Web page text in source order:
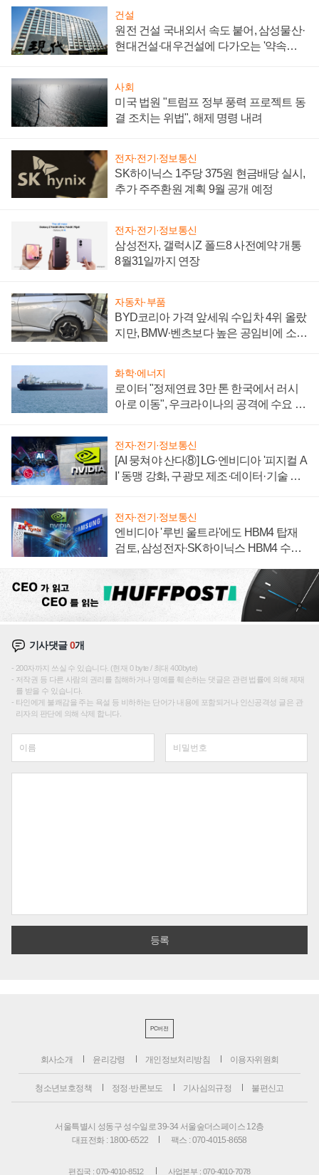
건설
원전 건설 국내외서 속도 붙어, 삼성물산·
현대건설·대우건설에 다가오는 '약속의
사회
미국 법원 "트럼프 정부 풍력 프로젝트 동
결 조치는 위법", 해제 명령 내려
전자·전기·정보통신
SK하이닉스 1주당 375원 현금배당 실시,
추가 주주환원 계획 9월 공개 예정
전자·전기·정보통신
삼성전자, 갤럭시Z 폴드8 사전예약 개통
8월31일까지 연장
자동차·부품
BYD코리아 가격 앞세워 수입차 4위 올랐
지만, BMW·벤츠보다 높은 공임비에 소비
화학·에너지
로이터 "정제연료 3만 톤 한국에서 러시
아로 이동", 우크라이나의 공격에 수요 늘
전자·전기·정보통신
[AI 뭉쳐야 산다⑧] LG·엔비디아 '피지컬 A
I' 동맹 강화, 구광모 제조·데이터·기술 결
전자·전기·정보통신
엔비디아 '루빈 울트라'에도 HBM4 탑재
검토, 삼성전자·SK하이닉스 HBM4 수율
기사댓글0개
200자까지 쓰실 수 있습니다. (현재 0 byte / 최대 400byte)
저작권 등 다른 사람의 권리를 침해하거나 명예를 훼손하는 댓글은 관련 법률에 의해 제재
를 받을 수 있습니다.
타인에게 불쾌감을 주는 욕설 등 비하하는 단어가 내용에 포함되거나 인신공격성 글은 관
리자의 판단에 의해 삭제 합니다.
PC버전
회사소개 윤리강령 개인정보처리방침 이용자위원회
청소년보호정책 정정·반론보도 기사심의규정 불편신고
서울특별시 성동구 성수일로 39-34 서울숲더스페이스 12층
대표전화 : 1800-6522
팩스 : 070-4015-8658
편집국 : 070-4010-8512 사업본부 : 070-4010-7078